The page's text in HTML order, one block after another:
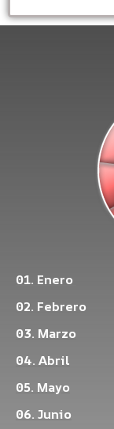
01. Enero
02. Febrero
03. Marzo
04. Abril
05. Mayo
06. Junio